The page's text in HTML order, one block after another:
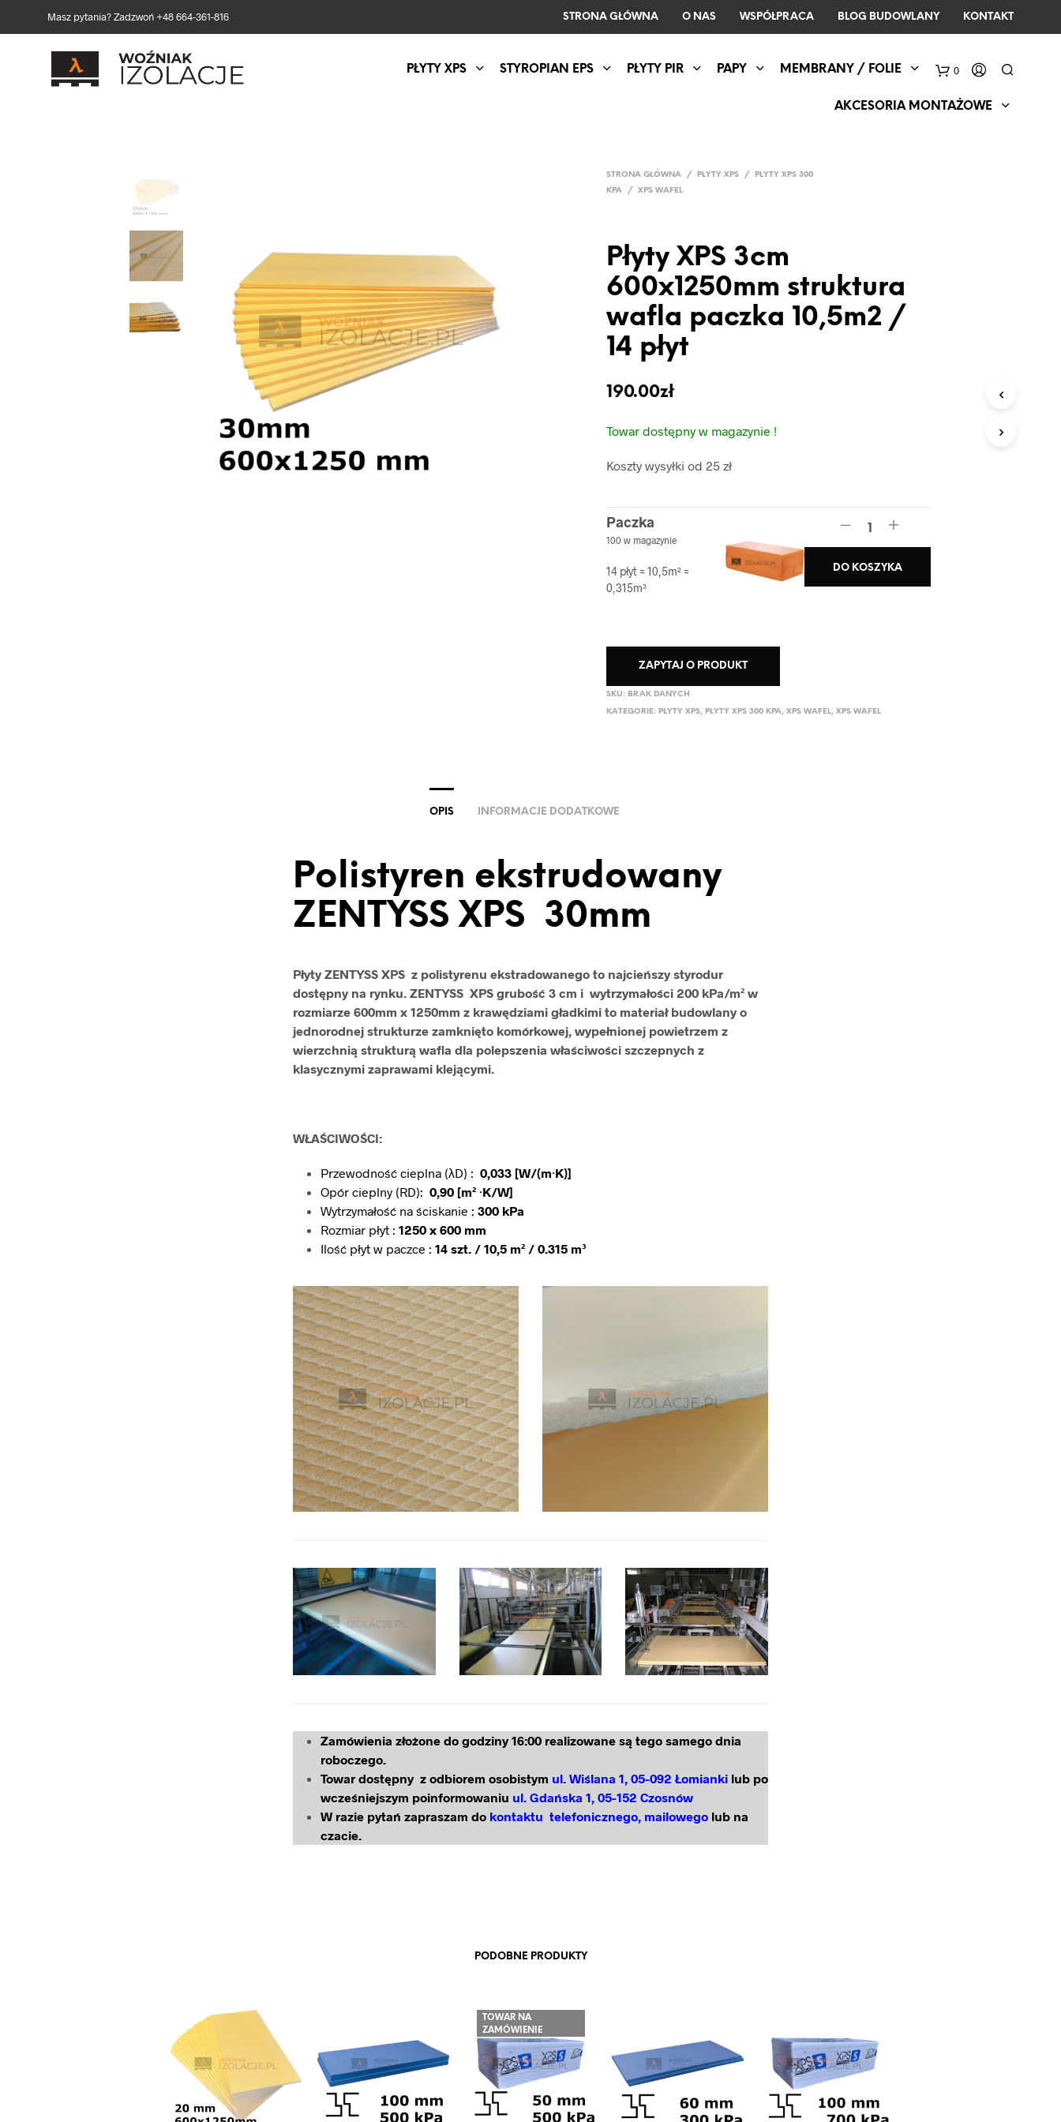
Masz pytania? Zadzwoń +48 664-361-816 STRONA GŁÓWNA O NAS WSPÓŁPRACA BLOG BUDOWLANY KONTAKT
0
PŁYTY XPS STYROPIAN EPS PŁYTY PIR PAPY MEMBRANY / FOLIE
AKCESORIA MONTAŻOWE
STRONA GŁÓWNA / PŁYTY XPS /
PŁYTY XPS 300
KPA
/ XPS WAFEL
Płyty XPS 3cm
600x1250mm struktura
wafla paczka 10,5m2 /
14 płyt
190.00zł
Towar dostępny w magazynie !
Koszty wysyłki od 25 zł
Paczka
100 w magazynie
14 płyt = 10,5m² =
0,315m³
DO KOSZYKA
ZAPYTAJ O PRODUKT
SKU: BRAK DANYCH
KATEGORIE: PŁYTY XPS, PŁYTY XPS 300 KPA,XPS WAFEL,XPS WAFEL
OPIS INFORMACJE DODATKOWE
Polistyren ekstrudowany
ZENTYSS XPS 30mm
Płyty ZENTYSS XPS z polistyrenu ekstradowanego to najcieńszy styrodur
dostępny na rynku. ZENTYSS XPS grubość 3 cm i wytrzymałości 200 kPa/m² w
rozmiarze 600mm x 1250mm z krawędziami gładkimi to materiał budowlany o
jednorodnej strukturze zamknięto komórkowej, wypełnionej powietrzem z
wierzchnią strukturą wafla dla polepszenia właściwości szczepnych z
klasycznymi zaprawami klejącymi.
WŁAŚCIWOŚCI:
Przewodność cieplna (λD) : 0,033 [W/(m·K)]
Opór cieplny (RD): 0,90 [m² ·K/W]
Wytrzymałość na ściskanie : 300 kPa
Rozmiar płyt : 1250 x 600 mm
Ilość płyt w paczce : 14 szt. / 10,5 m² / 0.315 m³
Zamówienia złożone do godziny 16:00 realizowane są tego samego dnia
roboczego.
Towar dostępny z odbiorem osobistym ul. Wiślana 1, 05-092 Łomianki lub po
wcześniejszym poinformowaniu ul. Gdańska 1, 05-152 Czosnów
W razie pytań zapraszam do kontaktu telefonicznego, mailowego lub na
czacie.
PODOBNE PRODUKTY
TOWAR NA
ZAMÓWIENIE